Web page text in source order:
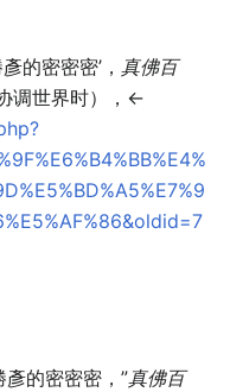
的密密密’， 真佛百
调世界时），<
的密密密，”真佛百